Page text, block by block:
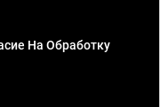
На Обработку